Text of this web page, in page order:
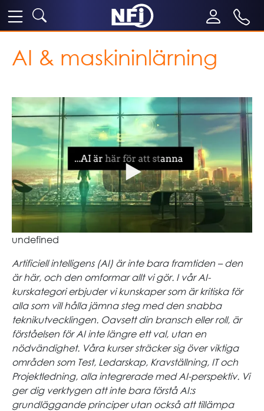
AI & maskininlärning
undefined
Artificiell intelligens (AI) är inte bara framtiden – den
är här, och den omformar allt vi gör. I vår AI-
kurskategori erbjuder vi kunskaper som är kritiska för
alla som vill hålla jämna steg med den snabba
teknikutvecklingen. Oavsett din bransch eller roll, är
förståelsen för AI inte längre ett val, utan en
nödvändighet. Våra kurser sträcker sig över viktiga
områden som Test, Ledarskap, Kravställning, IT och
Projektledning, alla integrerade med AI-perspektiv. Vi
ger dig verktygen att inte bara förstå AI:s
grundläggande principer utan också att tillämpa